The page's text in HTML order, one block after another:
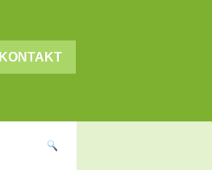
KONTAKT